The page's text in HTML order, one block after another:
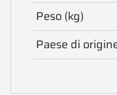
Peso (kg)
Paese di